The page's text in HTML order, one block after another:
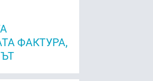
ФАКТУРА,